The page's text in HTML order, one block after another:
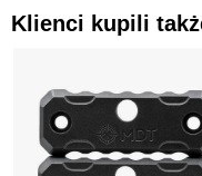
Klienci kupili